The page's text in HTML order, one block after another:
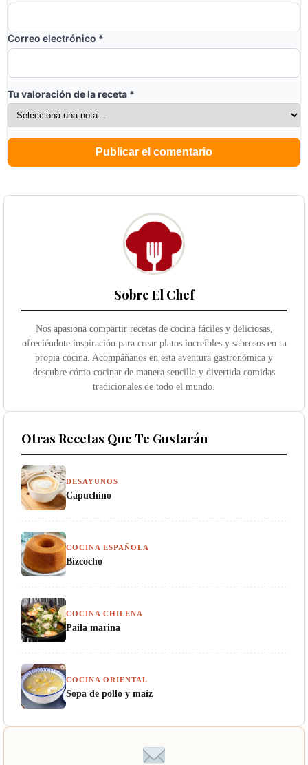
Correo electrónico *
Tu valoración de la receta *
Sobre El Chef
Nos apasiona compartir recetas de cocina fáciles y deliciosas,
ofreciéndote inspiración para crear platos increíbles y sabrosos en tu
propia cocina. Acompáñanos en esta aventura gastronómica y
descubre cómo cocinar de manera sencilla y divertida comidas
tradicionales de todo el mundo.
Otras Recetas Que Te Gustarán
DESAYUNOS
Capuchino
COCINA ESPAÑOLA
Bizcocho
COCINA CHILENA
Paila marina
COCINA ORIENTAL
Sopa de pollo y maíz